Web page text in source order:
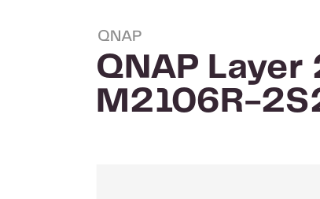
QNAP
QNAP
M2106R-